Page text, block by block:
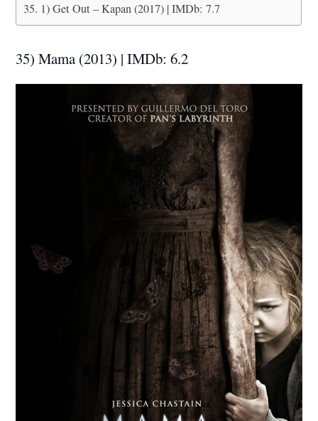
1) Get Out – Kapan (2017) | IMDb: 7.7
35) Mama (2013) | IMDb: 6.2